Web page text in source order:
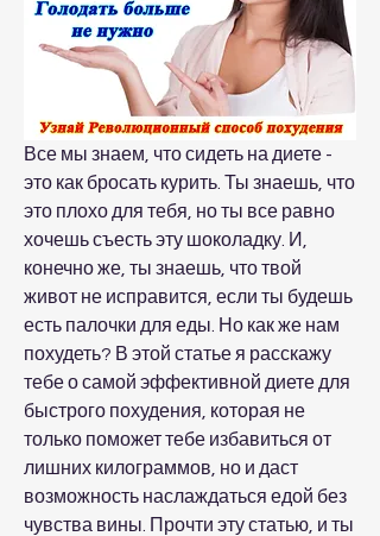
Все мы знаем, что сидеть на диете -
это как бросать курить. Ты знаешь, что
это плохо для тебя, но ты все равно
хочешь съесть эту шоколадку. И,
конечно же, ты знаешь, что твой
живот не исправится, если ты будешь
есть палочки для еды. Но как же нам
похудеть? В этой статье я расскажу
тебе о самой эффективной диете для
быстрого похудения, которая не
только поможет тебе избавиться от
лишних килограммов, но и даст
возможность наслаждаться едой без
чувства вины. Прочти эту статью, и ты